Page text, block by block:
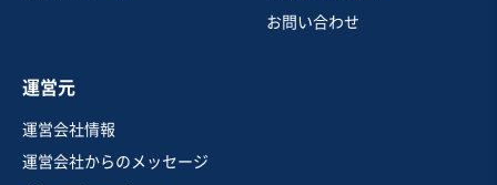
お問い合わせ
運営元
運営会社情報
運営会社からのメッセージ